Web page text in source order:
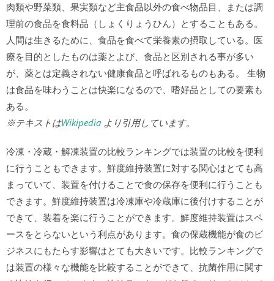
肉類や野菜類、果実類など主食品以外の食べ物品目、または調
理前の食品を食料品（しょくりょうひん）とすることもある。
人間は生きるために、食品を食べて栄養素の摂取している。医
療を目的としたものは薬とよび、食品と区別される事が多い
が、薬とは定義されない健康食品と呼ばれるものもある。 生物
は食品を味わうことは快楽になるので、嗜好品としての要素も
ある。
※テキストはWikipedia より引用しています。
冷凍・冷蔵・解凍装置の比較ランキングでは装置の比較を便利
に行うこともできます。鮮度維持装置に対する関心はとても高
まっていて、装置を付けることで食の保存を便利に行うことも
できます。鮮度維持装置は冷凍庫や冷蔵庫に後付けすることが
できて、装着を楽に行うことができます。鮮度維持装置はスペ
ースをとらないという利点があります。食の保蔵機能が食のビ
ジネスにもたらす影響はとても大きいです。比較ランキングで
は装置の様々な機能を比較することができて、抗菌作用に関す